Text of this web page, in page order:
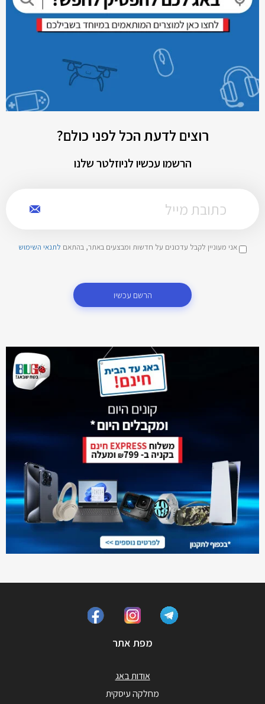
רוצים לדעת הכל לפני כולם?
הרשמו עכשיו לניוזלטר שלנו
אני מעוניין לקבל עדכונים על חדשות ומבצעים באתר, בהתאם לתנאי השימוש
הרשם עכשיו
מפת אתר
אודות באג
מחלקה עיסקית